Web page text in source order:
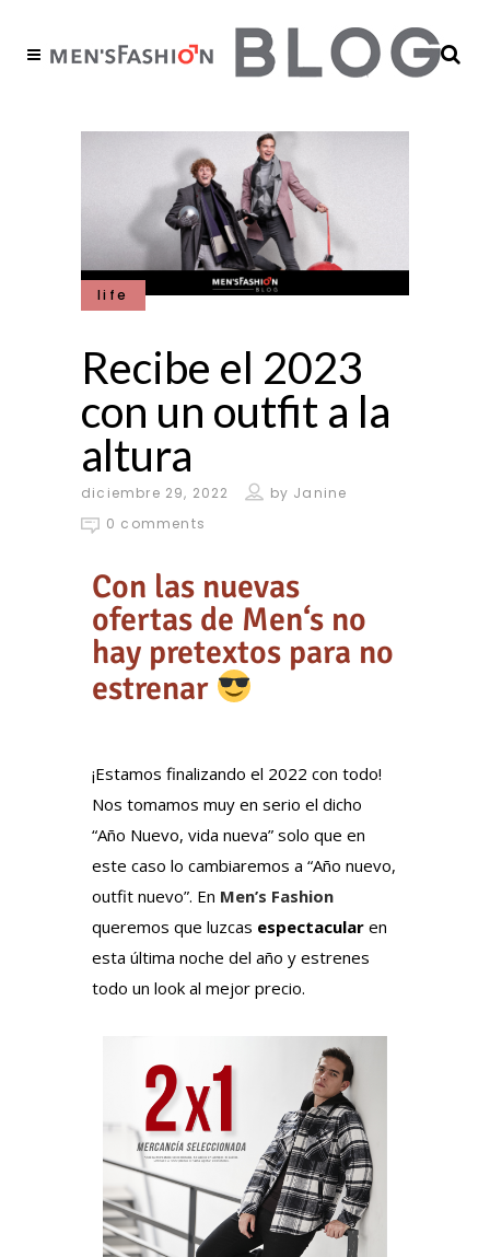
life
Recibe el 2023
con un outfit a la
altura
diciembre 29, 2022 by Janine
0 comments
Con las nuevas
ofertas de Men‘s no
hay pretextos para no
estrenar
¡Estamos finalizando el 2022 con todo!
Nos tomamos muy en serio el dicho
“Año Nuevo, vida nueva” solo que en
este caso lo cambiaremos a “Año nuevo,
outfit nuevo”. En Men’s Fashion
queremos que luzcas espectacular en
esta última noche del año y estrenes
todo un look al mejor precio.